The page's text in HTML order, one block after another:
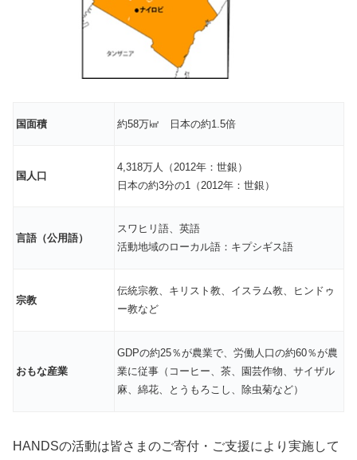
国面積 約58万㎢ 日本の約1.5倍
国人口
4,318万人（2012年：世銀）
日本の約3分の1（2012年：世銀）
言語（公用語）
スワヒリ語、英語
活動地域のローカル語：キプシギス語
宗教
伝統宗教、キリスト教、イスラム教、ヒンドゥ
ー教など
おもな産業
GDPの約25％が農業で、労働人口の約60％が農
業に従事（コーヒー、茶、園芸作物、サイザル
麻、綿花、とうもろこし、除虫菊など）
HANDSの活動は皆さまのご寄付・ご支援により実施して